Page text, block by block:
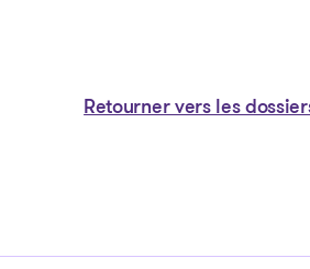
Retourner vers les